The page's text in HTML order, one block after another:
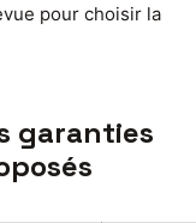
pour choisir la
garanties